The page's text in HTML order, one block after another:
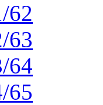
62
63
64
65